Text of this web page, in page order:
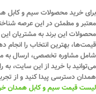
برای خرید محصولات سیم و کابل
معتبر و مطمئن در این عرصه
محصولات این برند به مشتریان
قیمت‌ها، بهترین انتخاب را انجام
شامل مشاوره تخصصی، ارسال
می‌توانید با خرید از این سایت،
همدان دسترسی پیدا کنید و از
لیست قیمت سیم و کابل همدان